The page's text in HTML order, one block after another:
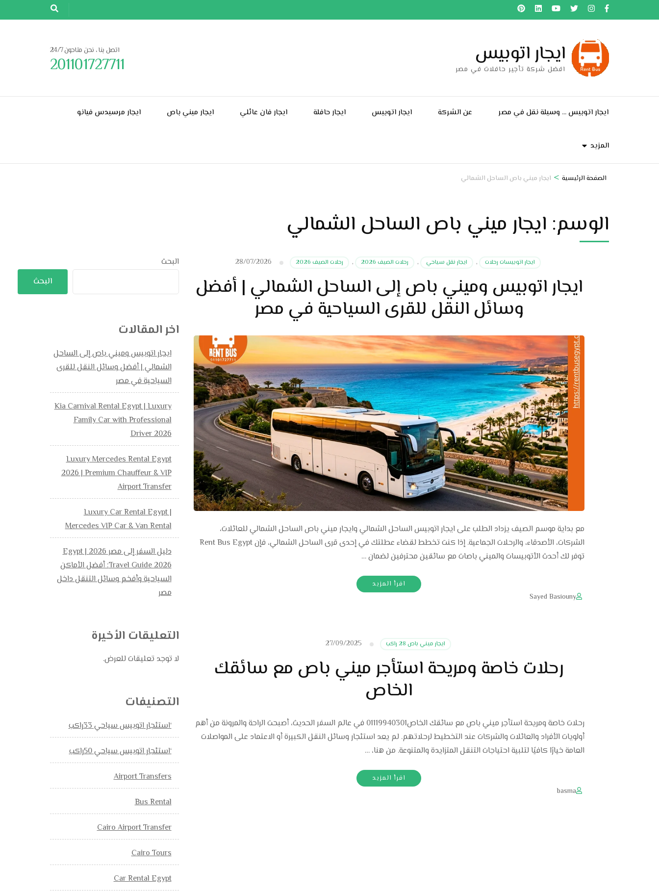
إلى
ايجار اتوبيس
افضل شركة تأجير حافلات في مصر
اتصل بنا ، نحن متاحون 24/7
201101727711
ايجار اتوبيس … وسيلة نقل في مصر عن الشركة ايجار اتوبيس ايجار حافلة ايجار فان عائلي ايجار ميني باص ايجار مرسيدس فيانو
المزيد
الصفحة الرئيسية > ايجار ميني باص الساحل الشمالي
الوسم: ايجار ميني باص الساحل الشمالي
ايجار اتوبيسات رحلات , ايجار نقل سياحي , رحلات الصيف 2026 , رحلات الصيف 2026 28/07/2026
ايجار اتوبيس وميني باص إلى الساحل الشمالي | أفضل
وسائل النقل للقرى السياحية في مصر
مع بداية موسم الصيف يزداد الطلب على ايجار اتوبيس الساحل الشمالي وايجار ميني باص الساحل الشمالي للعائلات،
الشركات، الأصدقاء، والرحلات الجماعية. إذا كنت تخطط لقضاء عطلتك في إحدى قرى الساحل الشمالي، فإن Rent Bus Egypt
توفر لك أحدث الأتوبيسات والميني باصات مع سائقين محترفين لضمان …
اقرأ المزيد
Sayed Basiouny
ايجار ميني باص 28 راكب 27/09/2025
رحلات خاصة ومريحة استأجر ميني باص مع سائقك
الخاص
رحلات خاصة ومريحة استأجر ميني باص مع سائقك الخاص01119940301 في عالم السفر الحديث، أصبحت الراحة والمرونة من أهم
أولويات الأفراد والعائلات والشركات عند التخطيط لرحلاتهم. لم يعد استئجار وسائل النقل الكبيرة أو الاعتماد على المواصلات
العامة خيارًا كافيًا لتلبية احتياجات التنقل المتزايدة والمتنوعة. من هنا، …
اقرأ المزيد
basma
البحث
البحث
اخر المقالات
ايجار اتوبيس وميني باص إلى الساحل
الشمالي | أفضل وسائل النقل للقرى
السياحية في مصر
Kia Carnival Rental Egypt | Luxury
Family Car with Professional
Driver 2026
Luxury Mercedes Rental Egypt
2026 | Premium Chauffeur & VIP
Airport Transfer
Luxury Car Rental Egypt |
Mercedes VIP Car & Van Rental
دليل السفر إلى مصر 2026 | Egypt
Travel Guide 2026: أفضل الأماكن
السياحية وأفخم وسائل التنقل داخل
مصر
التعليقات الأخيرة
لا توجد تعليقات للعرض.
التصنيفات
‘استئجار اتوبيس سياحي 33راكب
‘استئجار اتوبيس سياحي 50راكب
Airport Transfers
Bus Rental
Cairo Airport Transfer
Cairo Tours
Car Rental Egypt